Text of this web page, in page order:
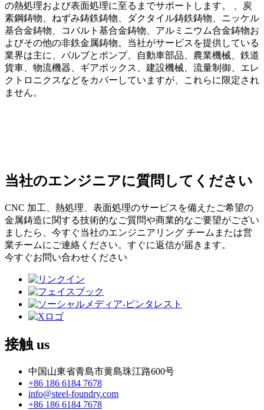
の熱処理および表面処理に至るまでサポートします。 、炭
素鋼鋳物、ねずみ鋳鉄鋳物、ダクタイル鋳鉄鋳物、ニッケル
基合金鋳物、コバルト基合金鋳物、アルミニウム合金鋳物お
よびその他の非鉄金属鋳物。当社がサービスを提供している
業界は主に、バルブとポンプ、自動車部品、農業機械、鉄道
貨車、物流機器、ギアボックス、建設機械、流量制御、エレ
クトロニクスなどをカバーしていますが、これらに限定され
ません。
当社のエンジニアに質問してください
CNC 加工、熱処理、表面処理のサービスを備えたご希望の
金属鋳造に関する技術的なご質問や商業的なご要望がござい
ましたら、今すぐ当社のエンジニアリング チームまたは営
業チームにご連絡ください。すぐに返信が届きます。
今すぐお問い合わせください
接触 us
中国山東省青島市黄島珠江路600号
+86 186 6184 7678
info@steel-foundry.com
+86 186 6184 7678